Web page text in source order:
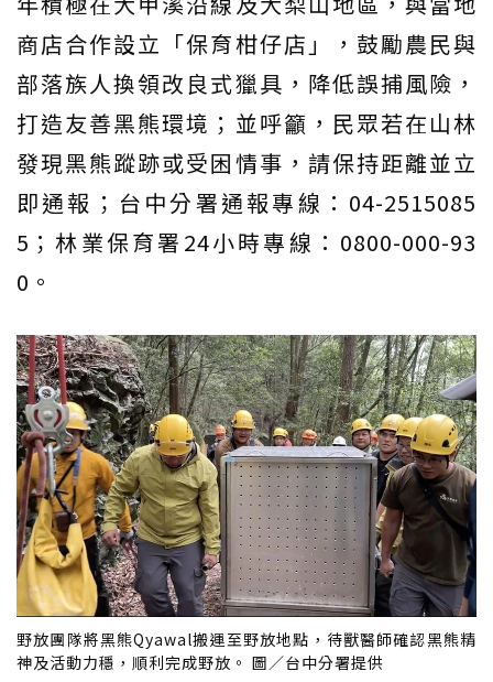
商店合作設立「保育柑仔店」，鼓勵農民與
部落族人換領改良式獵具，降低誤捕風險，
打造友善黑熊環境；並呼籲，民眾若在山林
發現黑熊蹤跡或受困情事，請保持距離並立
即通報；台中分署通報專線：04-2515085
5；林業保育署24小時專線：0800-000-93
0。
野放團隊將黑熊Qyawal搬運至野放地點，待獸醫師確認黑熊精
神及活動力穩，順利完成野放。 圖／台中分署提供